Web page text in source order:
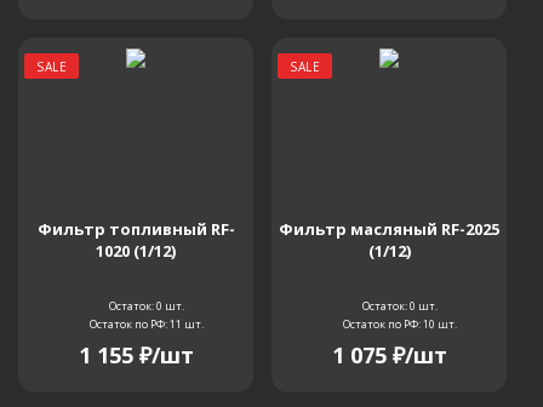
SALE
Фильтр топливный RF-
1020 (1/12)
Остаток: 0 шт.
Остаток по РФ: 11 шт.
1 155₽/шт
SALE
Фильтр масляный RF-2025
(1/12)
Остаток: 0 шт.
Остаток по РФ: 10 шт.
1 075₽/шт